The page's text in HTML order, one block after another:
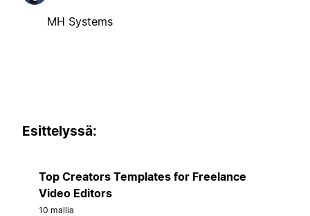
MH Systems
Esittelyssä:
Top Creators Templates for Freelance
Video Editors
10 mallia